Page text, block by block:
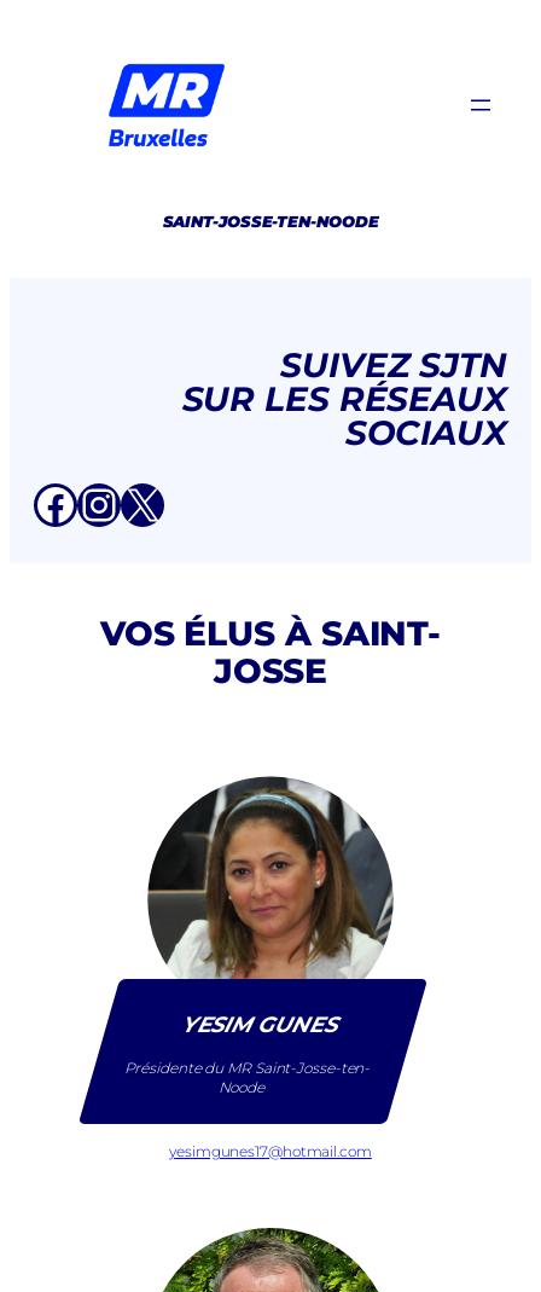
SAINT-JOSSE-TEN-NOODE
SUIVEZ SJTN
SUR LES RÉSEAUX
SOCIAUX
Facebook InstagramX
VOS ÉLUS À SAINT-
JOSSE
YESIM GUNES
Présidente du MR Saint-Josse-ten-
Noode
yesimgunes17@hotmail.com